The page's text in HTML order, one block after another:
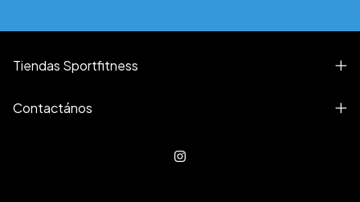
Tiendas Sportfitness
Contactános